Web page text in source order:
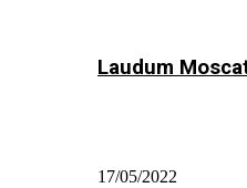
Laudum
17/05/2022